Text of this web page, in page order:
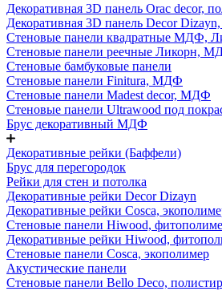
Декоративная 3D панель Orac decor,
Декоративная 3D панель Decor
Стеновые панели квадратные МДФ,
Стеновые панели реечные Ликорн,
Стеновые бамбуковые панели
Стеновые панели Finitura, МДФ
Стеновые панели Madest decor, МДФ
Стеновые панели Ultrawood под
Брус декоративный МДФ
Декоративные рейки (Баффели)
Брус для перегородок
Рейки для стен и потолка
Декоративные рейки Decor Dizayn
Декоративные рейки Cosca,
Стеновые панели Hiwood,
Декоративные рейки Hiwood,
Стеновые панели Cosca, экополимер
Акустические панели
Стеновые панели Bello Deco,